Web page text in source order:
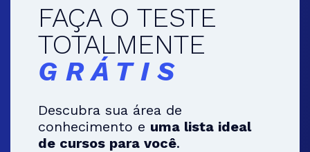
FAÇA O TESTE
TOTALMENTE
GRÁTIS
Descubra sua área de
conhecimento e uma lista ideal
de cursos para você.